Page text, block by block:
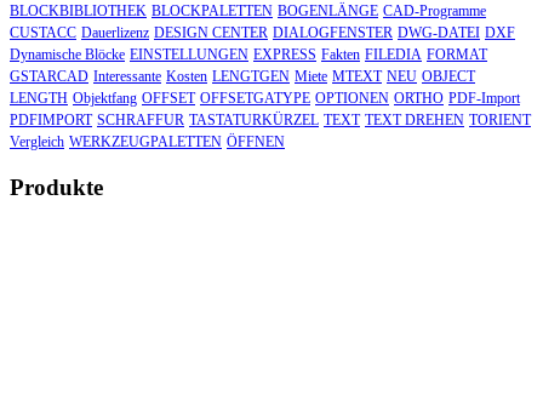
BLOCKBIBLIOTHEK BLOCKPALETTEN BOGENLÄNGE CAD-Programme
CUSTACC Dauerlizenz DESIGN CENTER DIALOGFENSTER DWG-DATEI DXF
Dynamische Blöcke EINSTELLUNGEN EXPRESS Fakten FILEDIA FORMAT
GSTARCAD Interessante Kosten LENGTGEN Miete MTEXT NEU OBJECT
LENGTH Objektfang OFFSET OFFSETGATYPE OPTIONEN ORTHO PDF-Import
PDFIMPORT SCHRAFFUR TASTATURKÜRZEL TEXT TEXT DREHEN TORIENT
Vergleich WERKZEUGPALETTEN ÖFFNEN
Produkte